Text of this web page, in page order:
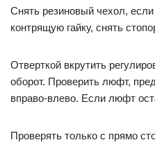
Снять резиновый чехол,
контрящую гайку, снять
Отверткой вкрутить
оборот. Проверить люфт,
вправо-влево. Если люфт
Проверять только с прямо